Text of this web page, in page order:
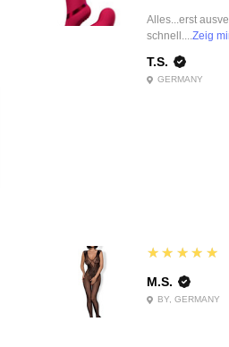
Alles...erst
schnell....Zeig
T.S.
GERMANY
5
★★★★★
M.S.
BY, GERMANY